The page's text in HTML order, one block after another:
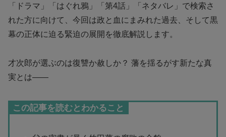
「ドラマ」「はぐれ鴉」「第4話」「ネタバレ」で検索さ
れた方に向けて、今回は政と血にまみれた過去、そして黒
幕の正体に迫る緊迫の展開を徹底解説します。
才次郎が選ぶのは復讐か赦しか？ 藩を揺るがす新たな真
実とは――
この記事を読むとわかること